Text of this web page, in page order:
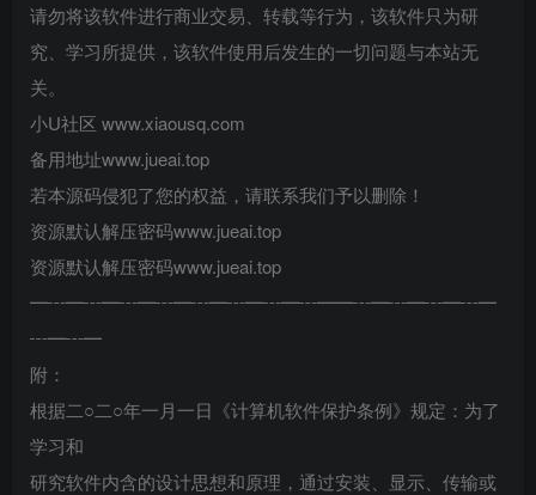
请勿将该软件进行商业交易、转载等行为，该软件只为研
究、学习所提供，该软件使用后发生的一切问题与本站无
关。
小U社区 www.xiaousq.com
备用地址www.jueai.top
若本源码侵犯了您的权益，请联系我们予以删除！
资源默认解压密码www.jueai.top
资源默认解压密码www.jueai.top
━┅━┅━┅━┅━┅━┅━┅━┅━━┅━┅━┅━┅━
┅━┅━
附：
根据二○二○年一月一日《计算机软件保护条例》规定：为了
学习和
研究软件内含的设计思想和原理，通过安装、显示、传输或